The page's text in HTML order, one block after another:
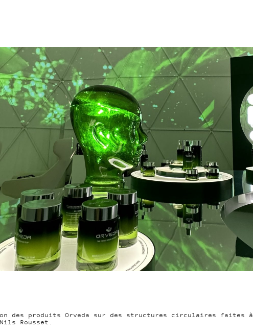
des produits Orveda sur des structures circulaires faites à
Rousset.